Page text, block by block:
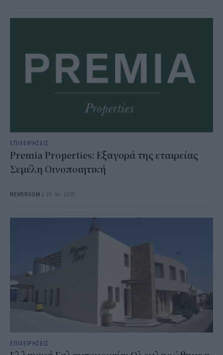
ΕΠΙΧΕΙΡΗΣΕΙΣ
Premia Properties: Εξαγορά της εταιρείας
Σεμέλη Οινοποιητική
NEWSROOM / 20 Ιαν 2025
ΕΠΙΧΕΙΡΗΣΕΙΣ